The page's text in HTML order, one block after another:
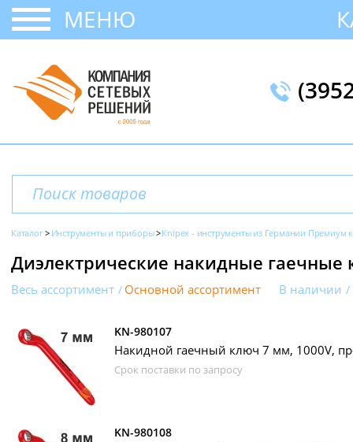
МЕНЮ
Каталог Инструменты и приборы Knipex - инструменты из Германии Премиум
Диэлектрические накидные гаечные
Весь ассортимент Основной ассортимент В наличии
KN-980107
Накидной гаечный ключ 7 мм, 1000V,
Срок поставки по запросу
KN-980108